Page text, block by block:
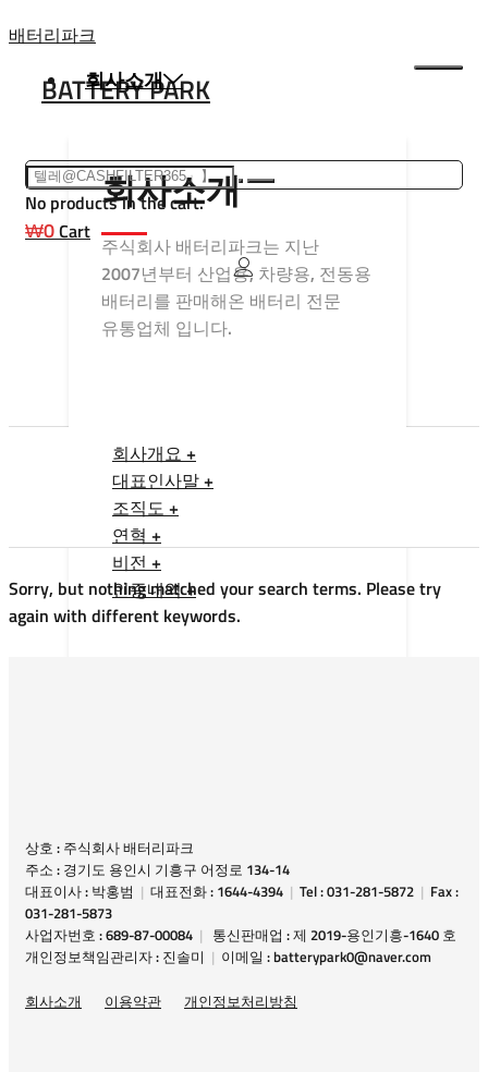
Skip
content
배터리파크
BATTERY PARK
회사소개
회사소개
주식회사 배터리파크는 지난
2007년부터 산업용, 차량용, 전동용
배터리를 판매해온 배터리 전문
유통업체 입니다.
회사개요 +
대표인사말 +
조직도 +
연혁 +
비전 +
인증내역 +
No products in the cart.
₩0Cart
Sorry, but nothing matched your search terms. Please try
again with different keywords.
상호 : 주식회사 배터리파크
주소 : 경기도 용인시 기흥구 어정로 134-14
대표이사 : 박홍범 | 대표전화 : 1644-4394 | Tel : 031-281-5872 | Fax :
031-281-5873
사업자번호 : 689-87-00084 | 통신판매업 : 제 2019-용인기흥-1640 호
개인정보책임관리자 : 진솔미 | 이메일 : batterypark0@naver.com
회사소개 이용약관 개인정보처리방침